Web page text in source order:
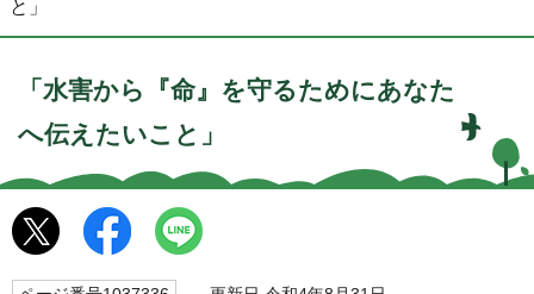
と」
「水害から『命』を守るためにあなた
へ伝えたいこと」